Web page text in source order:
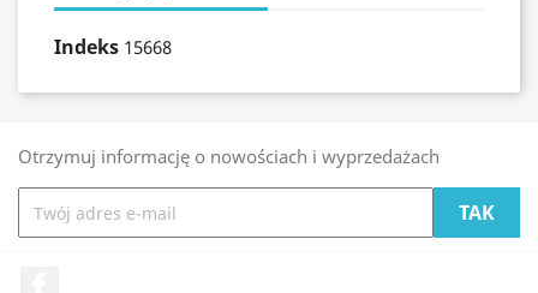
Indeks 15668
Otrzymuj informację o nowościach i wyprzedażach